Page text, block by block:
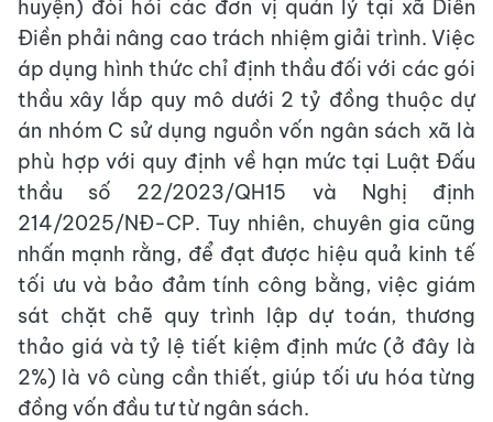
huyện) đòi hỏi các đơn vị quản lý tại xã Diên
Điền phải nâng cao trách nhiệm giải trình. Việc
áp dụng hình thức chỉ định thầu đối với các gói
thầu xây lắp quy mô dưới 2 tỷ đồng thuộc dự
án nhóm C sử dụng nguồn vốn ngân sách xã là
phù hợp với quy định về hạn mức tại Luật Đấu
thầu số 22/2023/QH15 và Nghị định
214/2025/NĐ-CP. Tuy nhiên, chuyên gia cũng
nhấn mạnh rằng, để đạt được hiệu quả kinh tế
tối ưu và bảo đảm tính công bằng, việc giám
sát chặt chẽ quy trình lập dự toán, thương
thảo giá và tỷ lệ tiết kiệm định mức (ở đây là
2%) là vô cùng cần thiết, giúp tối ưu hóa từng
đồng vốn đầu tư từ ngân sách.